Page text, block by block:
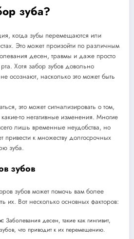
зуба?
когда зубы перемещаются или
Это может произойти по различным
десен, травмы и даже просто
Хотя забор зубов довольно
осознают, насколько это может быть
это может сигнализировать о том,
то негативные изменения. Многие
лишь временные неудобства, но
привести к множеству долгосрочных
зуба.
зубов
зубов может помочь вам более
их. Вот несколько основных факторов:
Заболевания десен, такие как гингивит,
что приводит к их перемещению.